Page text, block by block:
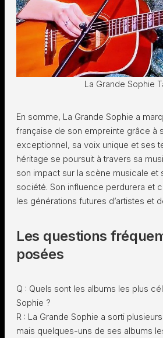
La Grande Sophie
En somme, La Grande Sophie a
française de son empreinte grâce à
exceptionnel, sa voix unique et ses
héritage se poursuit à travers sa
son impact sur la scène musicale et
société. Son influence perdurera et
les générations futures d’artistes et
Les questions
posées
Q : Quels sont les albums les plus
Sophie ?
R : La Grande Sophie a sorti
mais quelques-uns de ses albums